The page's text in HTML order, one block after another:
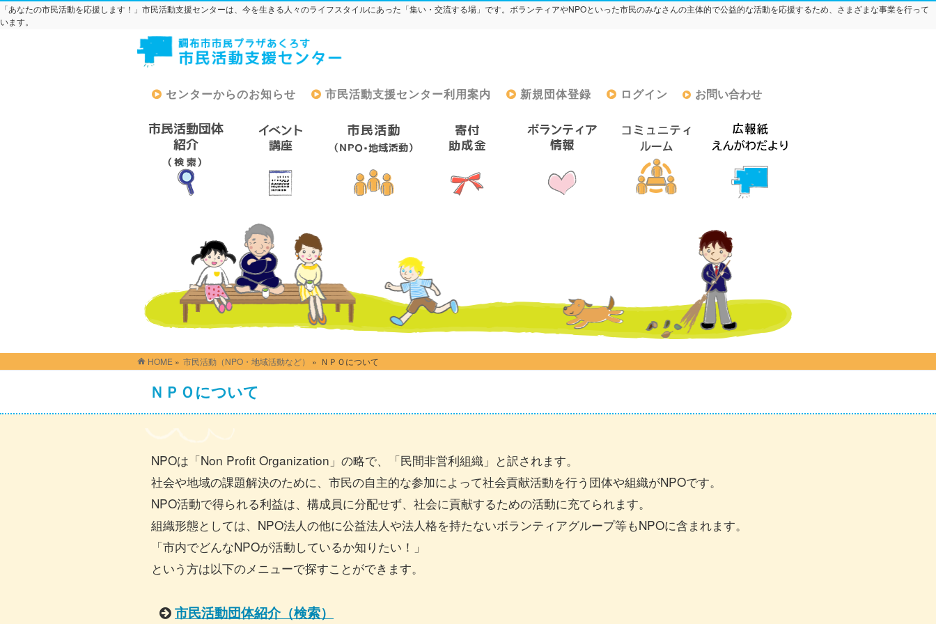
「あなたの市民活動を応援します！」市民活動支援センターは、今を生きる人々のライフスタイルにあった「集い・交流する場」です。ボランティアやNPOといった市民のみなさんの主体的で公益的な活動を応援するため、さまざまな事業を行って
います。
センターからのお知らせ 市民活動支援センター利用案内 新規団体登録 ログイン お問い合わせ
HOME » 市民活動（NPO・地域活動など） » ＮＰＯについて
ＮＰＯについて
NPOは「Non Profit Organization」の略で、「民間非営利組織」と訳されます。
社会や地域の課題解決のために、市民の自主的な参加によって社会貢献活動を行う団体や組織がNPOです。
NPO活動で得られる利益は、構成員に分配せず、社会に貢献するための活動に充てられます。
組織形態としては、NPO法人の他に公益法人や法人格を持たないボランティアグループ等もNPOに含まれます。
「市内でどんなNPOが活動しているか知りたい！」
という方は以下のメニューで探すことができます。
市民活動団体紹介（検索）